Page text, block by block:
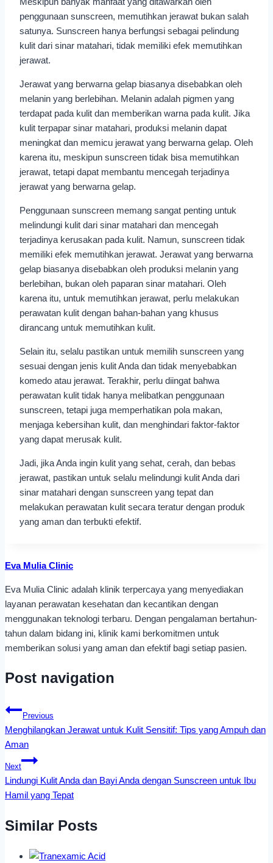
penggunaan sunscreen, memutihkan jerawat bukan salah
satunya. Sunscreen hanya berfungsi sebagai pelindung
kulit dari sinar matahari, tidak memiliki efek memutihkan
jerawat.
Jerawat yang berwarna gelap biasanya disebabkan oleh
melanin yang berlebihan. Melanin adalah pigmen yang
terdapat pada kulit dan memberikan warna pada kulit. Jika
kulit terpapar sinar matahari, produksi melanin dapat
meningkat dan memicu jerawat yang berwarna gelap. Oleh
karena itu, meskipun sunscreen tidak bisa memutihkan
jerawat, tetapi dapat membantu mencegah terjadinya
jerawat yang berwarna gelap.
Penggunaan sunscreen memang sangat penting untuk
melindungi kulit dari sinar matahari dan mencegah
terjadinya kerusakan pada kulit. Namun, sunscreen tidak
memiliki efek memutihkan jerawat. Jerawat yang berwarna
gelap biasanya disebabkan oleh produksi melanin yang
berlebihan, bukan oleh paparan sinar matahari. Oleh
karena itu, untuk memutihkan jerawat, perlu melakukan
perawatan kulit dengan bahan-bahan yang khusus
dirancang untuk memutihkan kulit.
Selain itu, selalu pastikan untuk memilih sunscreen yang
sesuai dengan jenis kulit Anda dan tidak menyebabkan
komedo atau jerawat. Terakhir, perlu diingat bahwa
perawatan kulit tidak hanya melibatkan penggunaan
sunscreen, tetapi juga memperhatikan pola makan,
menjaga kebersihan kulit, dan menghindari faktor-faktor
yang dapat merusak kulit.
Jadi, jika Anda ingin kulit yang sehat, cerah, dan bebas
jerawat, pastikan untuk selalu melindungi kulit Anda dari
sinar matahari dengan sunscreen yang tepat dan
melakukan perawatan kulit secara teratur dengan produk
yang aman dan terbukti efektif.
Eva Mulia Clinic
Eva Mulia Clinic adalah klinik terpercaya yang menyediakan
layanan perawatan kesehatan dan kecantikan dengan
menggunakan teknologi terbaru. Dengan pengalaman bertahun-
tahun dalam bidang ini, klinik kami berkomitmen untuk
memberikan solusi yang aman dan efektif bagi setiap pasien.
Post navigation
Previous
Menghilangkan Jerawat untuk Kulit Sensitif: Tips yang Ampuh dan
Aman
Next
Lindungi Kulit Anda dan Bayi Anda dengan Sunscreen untuk Ibu
Hamil yang Tepat
Similar Posts